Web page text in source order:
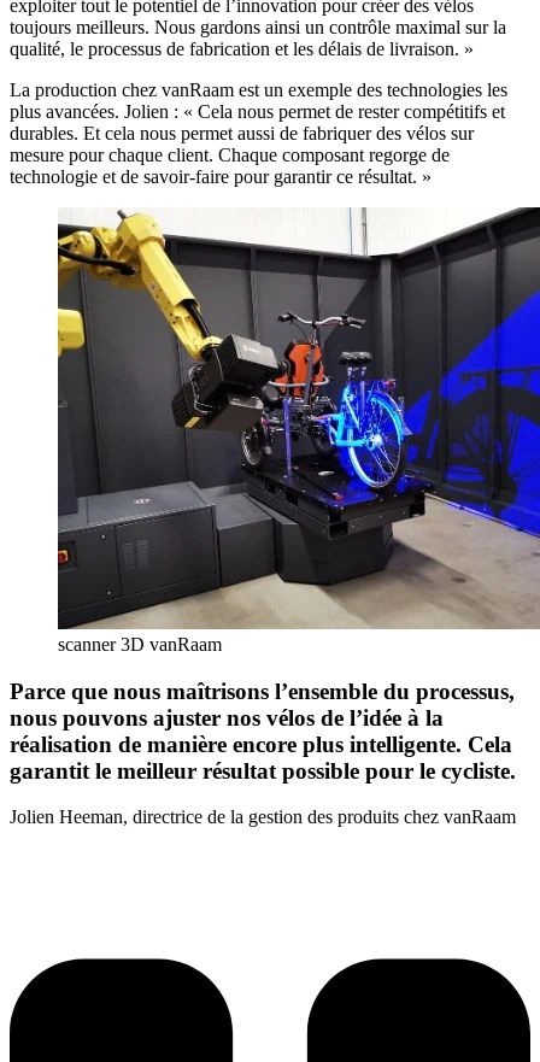
exploiter tout le potentiel de l’innovation pour créer des vélos
toujours meilleurs. Nous gardons ainsi un contrôle maximal sur la
qualité, le processus de fabrication et les délais de livraison. »
La production chez vanRaam est un exemple des technologies les
plus avancées. Jolien : « Cela nous permet de rester compétitifs et
durables. Et cela nous permet aussi de fabriquer des vélos sur
mesure pour chaque client. Chaque composant regorge de
technologie et de savoir-faire pour garantir ce résultat. »
scanner 3D vanRaam
Parce que nous maîtrisons l’ensemble du processus,
nous pouvons ajuster nos vélos de l’idée à la
réalisation de manière encore plus intelligente. Cela
garantit le meilleur résultat possible pour le cycliste.
Jolien Heeman, directrice de la gestion des produits chez vanRaam